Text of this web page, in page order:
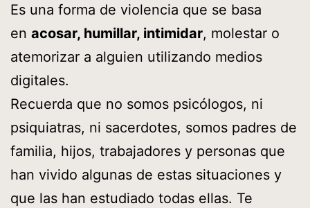
Es una forma de violencia que se basa
en acosar, humillar, intimidar, molestar o
atemorizar a alguien utilizando medios
digitales.
Recuerda que no somos psicólogos, ni
psiquiatras, ni sacerdotes, somos padres de
familia, hijos, trabajadores y personas que
han vivido algunas de estas situaciones y
que las han estudiado todas ellas. Te